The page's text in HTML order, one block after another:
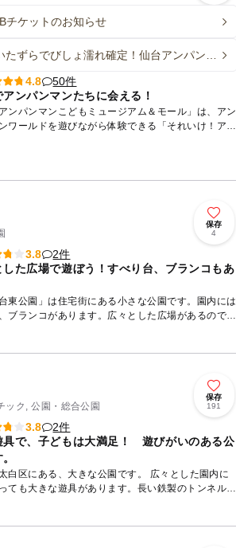
チケットのお知らせ
たずらでびしょ濡れ確定！仙台アンパンマ
4.8
50件
アンパンマンたちに会える！
アンパンマンこどもミュージアム＆モール」は、アン
ワールドを遊びながら体験できる「それいけ！アン
保存
4
3.8
2件
した広場で遊ぼう！すべり台、ブランコもあ
台東公園」は住宅街にある小さな公園です。園内には
ブランコがあります。広々とした広場があるのでボ
ック, 公園・総合公園
保存
191
3.8
2件
具で、子どもは大満足！ 遊びがいのある公
白区にある、大きな公園です。 広々とした園内に
ても大きな遊具があります。長い鉄製のトンネル